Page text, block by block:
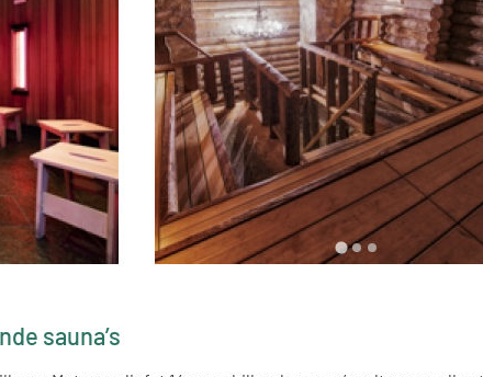
sauna’s